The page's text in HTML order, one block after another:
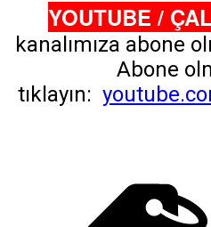
YOUTUBE /
kanalımıza abone
Abone
tıklayın: